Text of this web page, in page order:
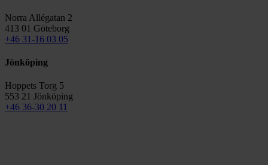
Norra Allégatan 2
413 01 Göteborg
+46 31-16 03 05
Jönköping
Hoppets Torg 5
553 21 Jönköping
+46 36-30 20 11